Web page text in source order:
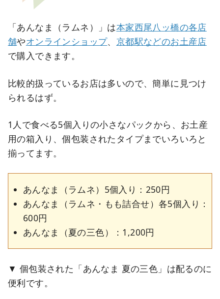
「あんなま（ラムネ）」は本家西尾八ッ橋の各店
舗やオンラインショップ、 京都駅などのお土産店
で購入できます。
比較的扱っているお店は多いので、簡単に見つけ
られるはず。
1人で食べる5個入りの小さなパックから、お土産
用の箱入り、個包装されたタイプまでいろいろと
揃ってます。
あんなま（ラムネ）5個入り：250円
あんなま（ラムネ・もも詰合せ）各5個入り：
600円
あんなま（夏の三色）：1,200円
個包装された「あんなま 夏の三色」は配るのに
便利です。